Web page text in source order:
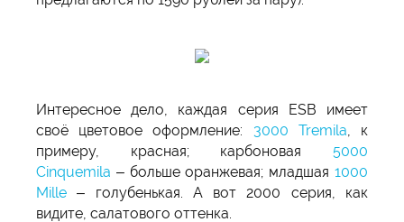
Интересное дело, каждая серия ESB имеет
своё цветовое оформление: 3000 Tremila, к
примеру, красная; карбоновая 5000
Cinquemila – больше оранжевая; младшая 1000
Mille – голубенькая. А вот 2000 серия, как
видите, салатового оттенка.